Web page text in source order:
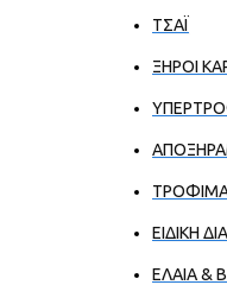
ΤΣΑΪ
ΞΗΡΟΙ
ΕΙΔΙΚΗ
ΕΛΑΙΑ &